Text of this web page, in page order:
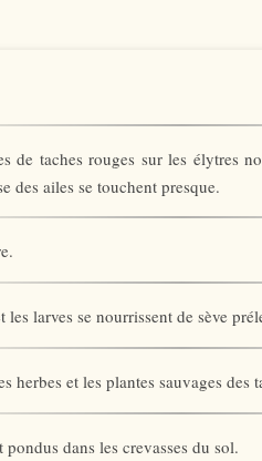
de taches rouges sur les élytres
des ailes se touchent presque.
les larves se nourrissent de sève
herbes et les plantes sauvages des
pondus dans les crevasses du sol.